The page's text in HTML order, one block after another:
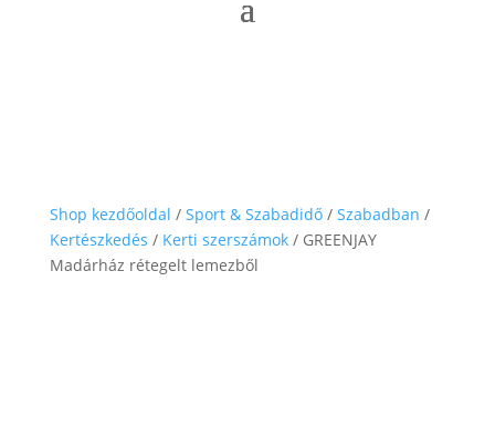
Shop kezdőoldal / Sport & Szabadidő/ Szabadban /
Kertészkedés / Kerti szerszámok/ GREENJAY
Madárház rétegelt lemezből